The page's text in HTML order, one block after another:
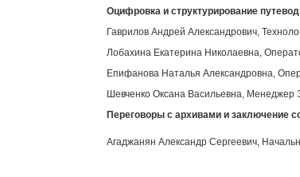
Оцифровка и структурирование
Гаврилов Андрей Александрович,
Лобахина Екатерина Николаевна,
Епифанова Наталья Александровна,
Шевченко Оксана Васильевна, Менеджер
Переговоры с архивами и заключение
Агаджанян Александр Сергеевич,